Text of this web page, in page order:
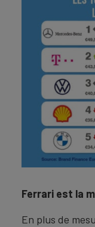
Ferrari est la
En plus de